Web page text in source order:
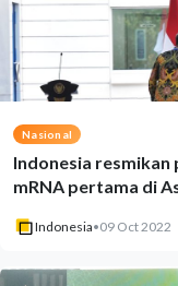
Nasional
Indonesia resmikan
mRNA pertama di
Indonesia•09 Oct 2022